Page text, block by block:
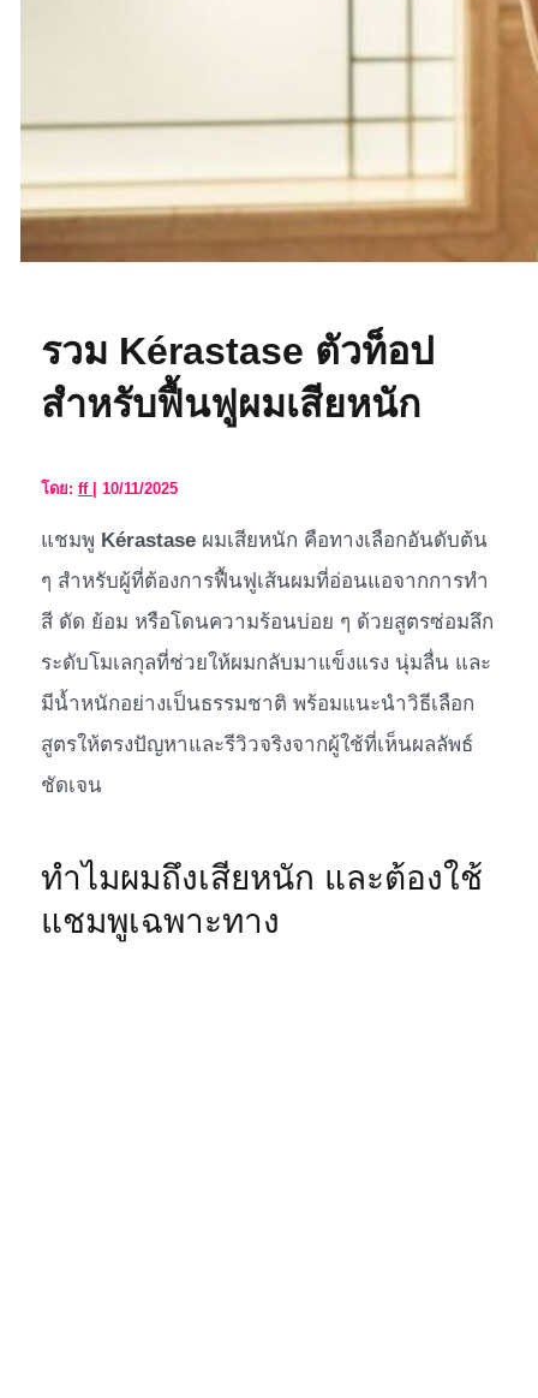
รวม Kérastase ตัวท็อป
สำหรับฟื้นฟูผมเสียหนัก
โดย:ff |10/11/2025
แชมพู Kérastase ผมเสียหนัก คือทางเลือกอันดับต้น
ๆ สำหรับผู้ที่ต้องการฟื้นฟูเส้นผมที่อ่อนแอจากการทำ
สี ดัด ย้อม หรือโดนความร้อนบ่อย ๆ ด้วยสูตรซ่อมลึก
ระดับโมเลกุลที่ช่วยให้ผมกลับมาแข็งแรง นุ่มลื่น และ
มีน้ำหนักอย่างเป็นธรรมชาติ พร้อมแนะนำวิธีเลือก
สูตรให้ตรงปัญหาและรีวิวจริงจากผู้ใช้ที่เห็นผลลัพธ์
ชัดเจน
ทำไมผมถึงเสียหนัก และต้องใช้
แชมพูเฉพาะทาง